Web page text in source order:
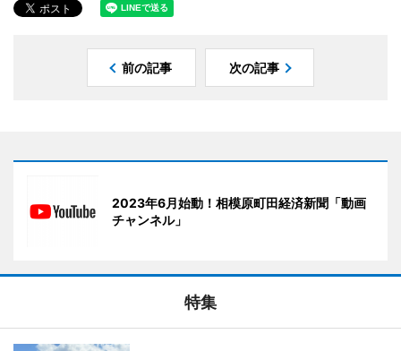
前の記事 次の記事
2023年6月始動！相模原町田経済新聞「動画
チャンネル」
特集